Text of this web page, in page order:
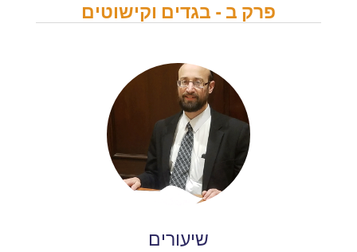
פרק ב - בגדים וקישוטים
שיעורים